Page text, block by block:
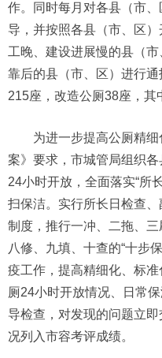
作。同时每月对各县（市
导，并按照各县（市、区
工晚、建设进展慢的县（
靠后的县（市、区）进行
215座，改造公厕38座，其
为进一步提高公厕精
案》要求，市城管局组织
24小时开放，全面落实“所
扫保洁。实行所长日检查
制度，推行一冲、二拖、三
八修、九填、十查的“十步
疫工作，提高精细化、标
厕24小时开放情况、日常
导检查，对发现的问题立
况列入市容考评成绩。